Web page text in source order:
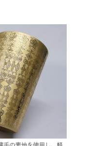
手の素地を使用し、軽